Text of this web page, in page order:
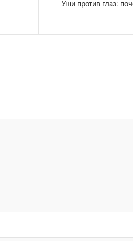
Уши против глаз: